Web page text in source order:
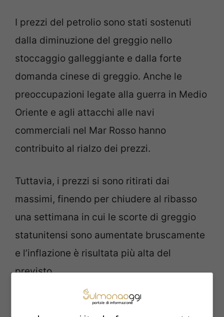
I prezzi del petrolio sono stati sostenuti
dalla diminuzione del greggio nello
stoccaggio galleggiante e dalla forte
domanda cinese di greggio. Anche le
preoccupazioni legate alla guerra in Medio
Oriente e agli attacchi alle navi
commerciali nel Mar Rosso hanno
contribuito al rialzo dei prezzi.
Tuttavia, i prezzi si sono ritirati dai
massimi, finendo per chiudere al ribasso
una settimana in cui le scorte di greggio
statunitensi sono aumentate bruscamente
e l’inflazione è risultata più alta del
previsto.
Ma siamo proprio sicuri